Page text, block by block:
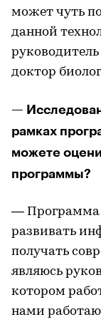
может чуть
данной
доктор
—
рамках
можете
программы?
— Программа
развивать
получать
являюсь
котором
нами